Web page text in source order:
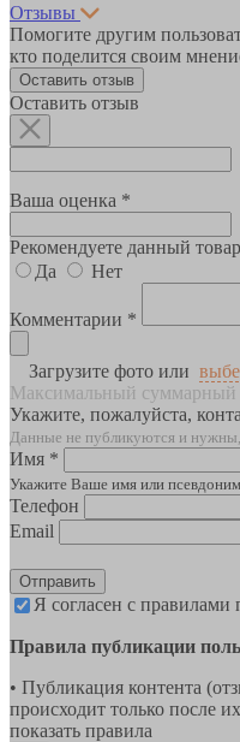
Отзывы
Помогите другим
кто поделится своим
Оставить отзыв
Оставить отзыв
Ваша оценка *
Рекомендуете данный
Да
Нет
Комментарии *
Загрузите фото или
Максимальный суммарный
Укажите, пожалуйста,
Данные не публикуются и
Имя *
Укажите Ваше имя или псевдоним
Телефон
Email
Отправить
Я согласен с
Правила публикации
• Публикация контента
происходит только после
показать правила